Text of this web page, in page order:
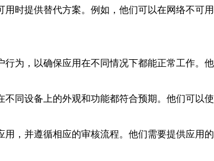
时提供替代方案。例如，他们可以在网络不可
为，以确保应用在不同情况下都能正常工作。
同设备上的外观和功能都符合预期。他们可以
用，并遵循相应的审核流程。他们需要提供应